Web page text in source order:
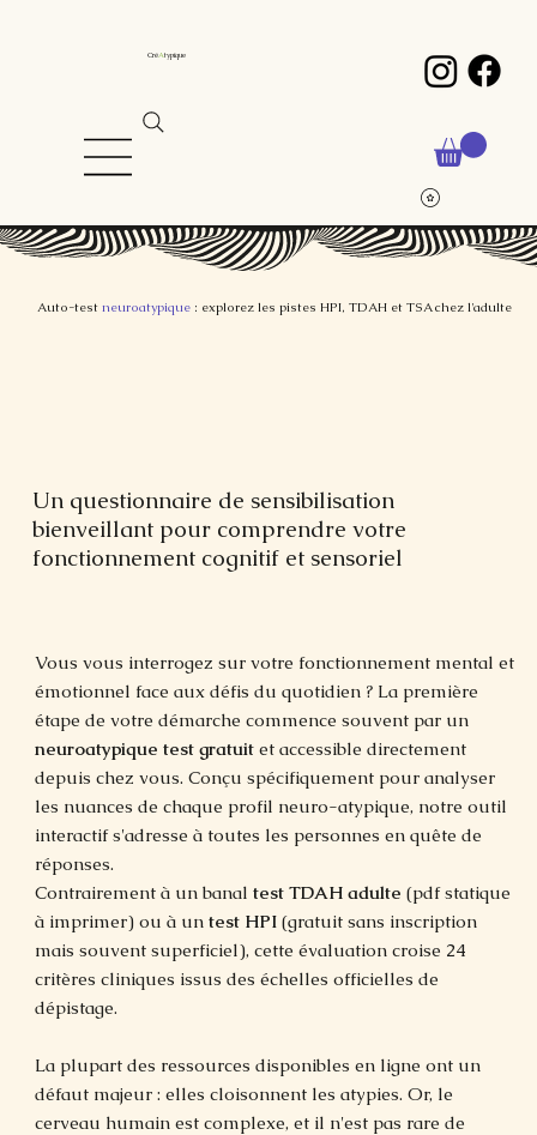
CréAtypique
Auto-testneuroatypique : explorez les pistes HPI, TDAH et TSA chez l'adulte
Un questionnaire de sensibilisation
bienveillant pour comprendre votre
fonctionnement cognitif et sensoriel
Vous vous interrogez sur votre fonctionnement mental et
émotionnel face aux défis du quotidien ? La première
étape de votre démarche commence souvent par un
neuroatypique test gratuit et accessible directement
depuis chez vous. Conçu spécifiquement pour analyser
les nuances de chaque profil neuro-atypique, notre outil
interactif s'adresse à toutes les personnes en quête de
réponses.
Contrairement à un banaltest TDAH adulte (pdf statique
à imprimer) ou à untest HPI (gratuit sans inscription
mais souvent superficiel), cette évaluation croise 24
critères cliniques issus des échelles officielles de
dépistage.
La plupart des ressources disponibles en ligne ont un
défaut majeur : elles cloisonnent les atypies. Or, le
cerveau humain est complexe, et il n'est pas rare de